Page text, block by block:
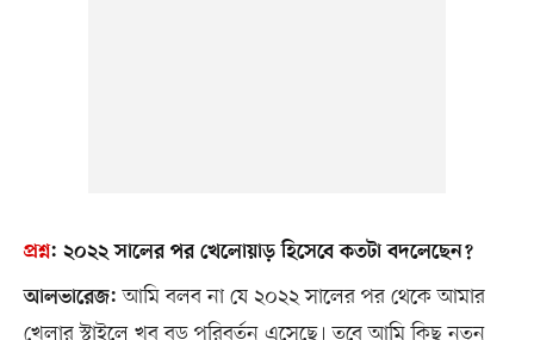
প্রশ্ন: ২০২২ সালের পর খেলোয়াড় হিসেবে কতটা বদলেছেন?
আলভারেজ: আমি বলব না যে ২০২২ সালের পর থেকে আমার